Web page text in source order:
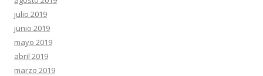
julio 2019
junio 2019
mayo 2019
abril 2019
marzo 2019